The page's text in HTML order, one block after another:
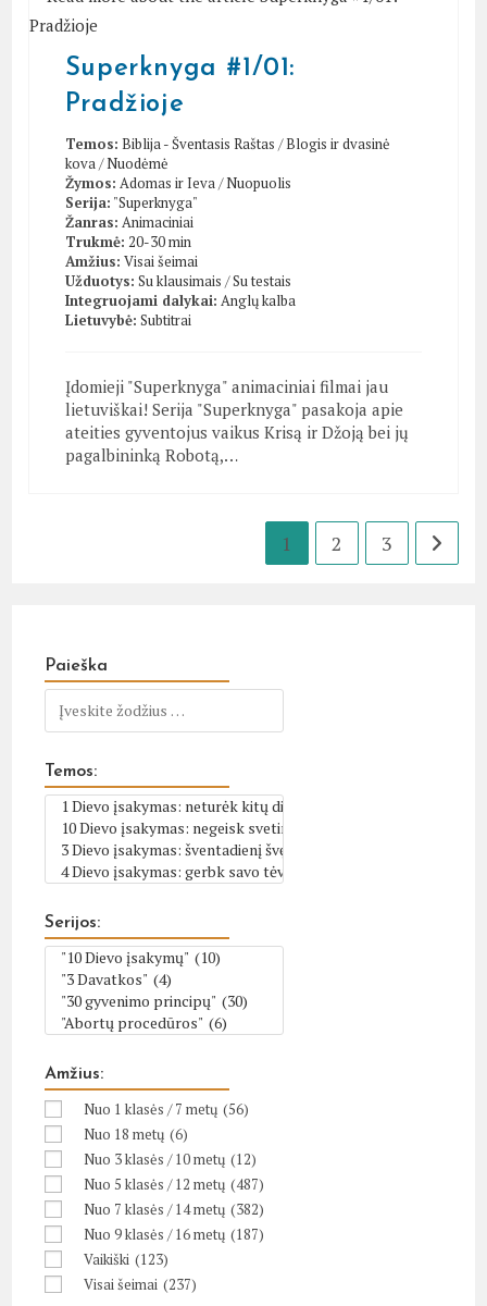
Superknyga #1/01:
Pradžioje
Temos: Biblija - Šventasis Raštas /Blogis ir dvasinė
kova /Nuodėmė
Žymos: Adomas ir Ieva /Nuopuolis
Serija: "Superknyga"
Žanras: Animaciniai
Trukmė: 20-30 min
Amžius: Visai šeimai
Užduotys: Su klausimais /Su testais
Integruojami dalykai: Anglų kalba
Lietuvybė: Subtitrai
Įdomieji "Superknyga" animaciniai filmai jau
lietuviškai! Serija "Superknyga" pasakoja apie
ateities gyventojus vaikus Krisą ir Džoją bei jų
pagalbininką Robotą,…
1 2 3 Go to
Paieška
Temos:
Serijos:
Amžius:
Nuo 1 klasės / 7 metų (56)
Nuo 18 metų (6)
Nuo 3 klasės / 10 metų (12)
Nuo 5 klasės / 12 metų (487)
Nuo 7 klasės / 14 metų (382)
Nuo 9 klasės / 16 metų (187)
Vaikiški (123)
Visai šeimai (237)